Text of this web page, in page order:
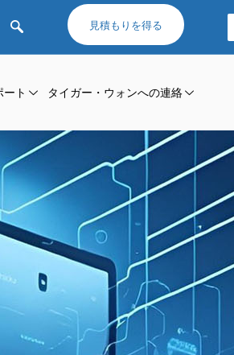
見積もりを得る
ート タイガー・ウォンへの連絡